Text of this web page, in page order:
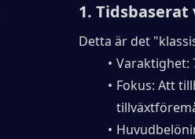
1. Tidsbaserat
Detta är det
Varaktighet:
Fokus: Att